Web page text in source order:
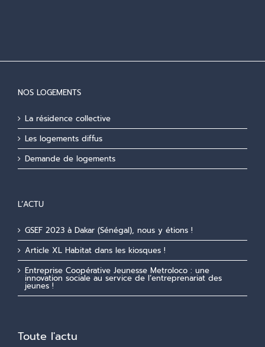
NOS LOGEMENTS
La résidence collective
Les logements diffus
Demande de logements
L’ACTU
GSEF 2023 à Dakar (Sénégal), nous y étions !
Article XL Habitat dans les kiosques !
Entreprise Coopérative Jeunesse Metroloco : une
innovation sociale au service de l’entreprenariat des
jeunes !
Toute l'actu